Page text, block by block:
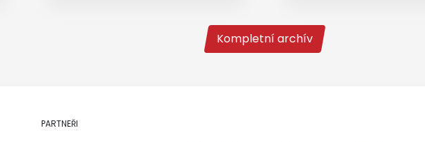
Kompletní archív
PARTNEŘI